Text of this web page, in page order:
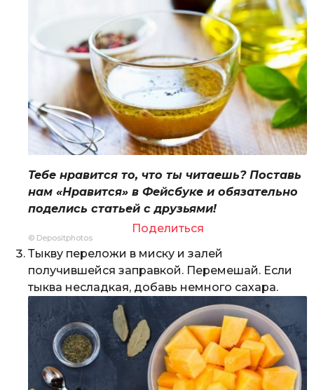
Тебе нравится то, что ты читаешь? Поставь
нам «Нравится» в Фейсбуке и обязательно
поделись статьей с друзьями!
Поделиться
© Depositphotos
Тыкву переложи в миску и залей
получившейся заправкой. Перемешай. Если
тыква несладкая, добавь немного сахара.